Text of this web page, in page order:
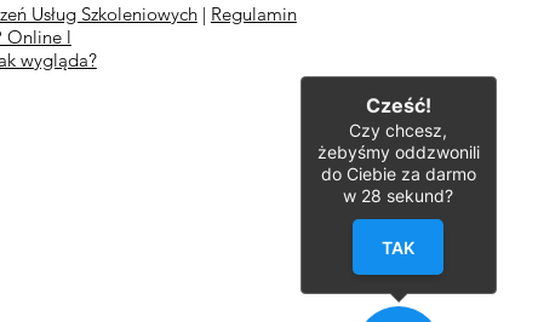
Usług Szkoleniowych| Regulamin
Online l
wygląda?
Cześć!
Czy chcesz,
żebyśmy oddzwonili
do Ciebie za darmo
w 28 sekund?
TAK